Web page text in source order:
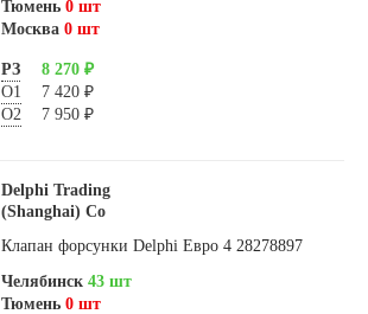
Тюмень 0 шт
Москва 0 шт
РЗ
8 270 ₽
О1
7 420 ₽
О2
7 950 ₽
Delphi Trading
(Shanghai) Co
Клапан форсунки Delphi Евро 4 28278897
Челябинск 43 шт
Тюмень 0 шт